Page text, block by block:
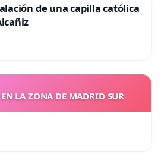
de una capilla católica
LA ZONA DE MADRID SUR